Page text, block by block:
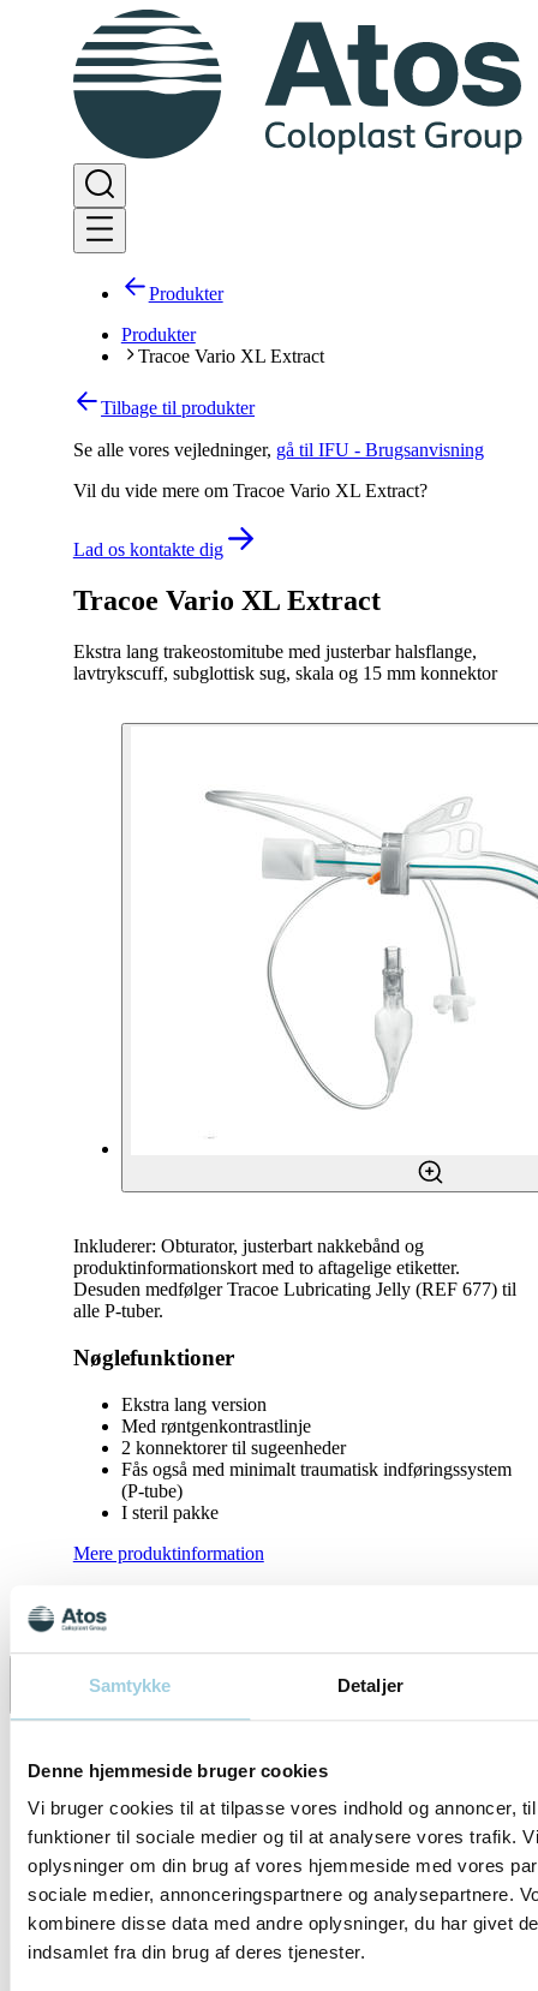
Samtykke Detaljer
Denne hjemmeside bruger cookies
Vi bruger cookies til at tilpasse vores indhold og annoncer,
funktioner til sociale medier og til at analysere vores trafik.
oplysninger om din brug af vores hjemmeside med vores
sociale medier, annonceringspartnere og analysepartnere.
kombinere disse data med andre oplysninger, du har givet
indsamlet fra din brug af deres tjenester.
Produkter
Produkter
Tracoe Vario XL Extract
Tracoe Vario XL Extract
Ekstra lang trakeostomitube med justerbar halsflange,
lavtrykscuff, subglottisk sug, skala og 15 mm konnektor
Tilbage til produkter
Inkluderer: Obturator, justerbart nakkebånd og
produktinformationskort med to aftagelige etiketter.
Desuden medfølger Tracoe Lubricating Jelly (REF 677) til
alle P-tuber.
Nøglefunktioner
Ekstra lang version
Med røntgenkontrastlinje
2 konnektorer til sugeenheder
Fås også med minimalt traumatisk indføringssystem
(P-tube)
I steril pakke
Mere produktinformation
Specifikationer
Se alle vores vejledninger, gå til IFU - Brugsanvisning
Vil du vide mere om Tracoe Vario XL Extract?
Lad os kontakte dig